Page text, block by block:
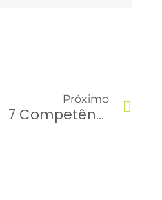
Próximo
7 Competências Essenciais Do Gestor De Frotas